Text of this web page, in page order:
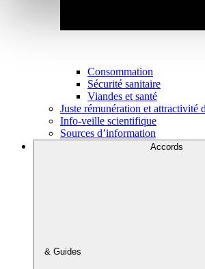
Consommation
Sécurité sanitaire
Viandes et santé
Juste rémunération et attractivité
Info-veille scientifique
Sources d’information
Accords
& Guides